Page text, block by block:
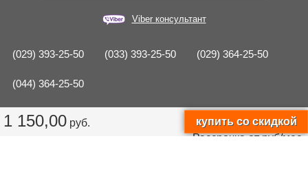
1 150,00 руб.
Рассрочка отруб/мес.
Viber консультант
(029) 393-25-50 (033) 393-25-50 (029) 364-25-50
(044) 364-25-50